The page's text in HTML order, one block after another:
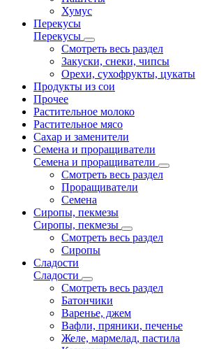
Хумус
Перекусы
Перекусы
Смотреть весь раздел
Закуски, снеки, чипсы
Орехи, сухофрукты, цукаты
Продукты из сои
Прочее
Растительное молоко
Растительное мясо
Сахар и заменители
Семена и проращиватели
Семена и проращиватели
Смотреть весь раздел
Проращиватели
Семена
Сиропы, пекмезы
Сиропы, пекмезы
Смотреть весь раздел
Сиропы
Сладости
Сладости
Смотреть весь раздел
Батончики
Варенье, джем
Вафли, пряники, печенье
Желе, мармелад, пастила